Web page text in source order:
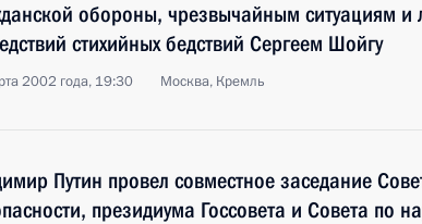
обороны, чрезвычайным ситуациям и
стихийных бедствий Сергеем Шойгу
2002 года, 19:30 Москва, Кремль
Путин провел совместное заседание
президиума Госсовета и Совета по